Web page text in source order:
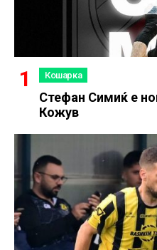
Кошарка
Стефан Симиќ е
Кожув